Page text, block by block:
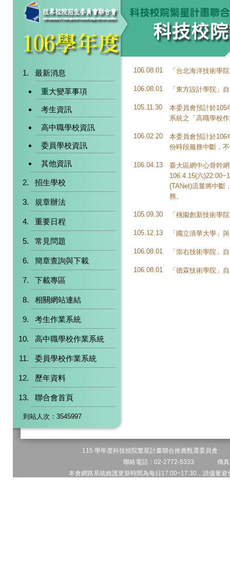
最新消息
重大變革事項
考生資訊
高中職學校資訊
委員學校資訊
其他資訊
招生學校
規章辦法
重要日程
常見問題
簡章查詢與下載
下載專區
相關網站連結
考生作業系統
高中職學校作業系統
委員學校作業系統
歷年資料
聯合會首頁
到站人次：3545997
106.08.01 「台北海洋技術學
106.08.01 「東方設計學院」
105.11.30
本委員會預計於105
系統之「高職學校
106.02.20
本委員會預計於106
份時段服務中斷，
106.04.13
臺大區網中心骨幹
106.4.15(六
(TANet)流量將中斷
務。
105.09.30 「桃園創新技術學
105.12.13 「國立清華大學」
106.08.01 「崇右技術學院」
106.08.01 「德霖技術學院」
115 學年度科技校院繁星計畫聯合推薦甄選委員會
聯絡電話：02-2772-5333 傳
本會網路系統維護更新時間為每日17:00~17:30，請儘量